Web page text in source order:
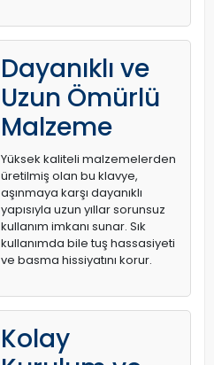
Dayanıklı ve
Uzun Ömürlü
Malzeme
Yüksek kaliteli malzemelerden
üretilmiş olan bu klavye,
aşınmaya karşı dayanıklı
yapısıyla uzun yıllar sorunsuz
kullanım imkanı sunar. Sık
kullanımda bile tuş hassasiyeti
ve basma hissiyatını korur.
Kolay